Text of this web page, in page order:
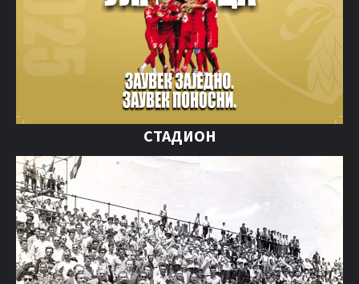
СТАДИОН